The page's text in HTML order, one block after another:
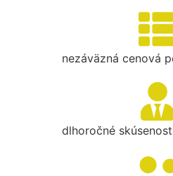
nezáväzná cenová
dlhoročné